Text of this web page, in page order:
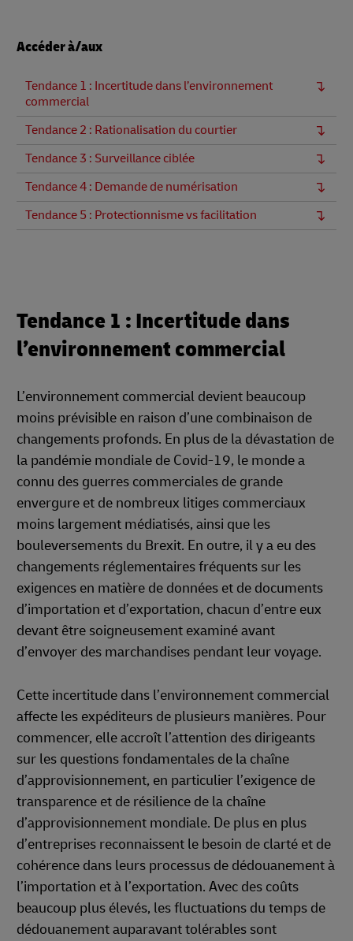
Accéder à/aux
Tendance 1 : Incertitude dans l’environnement
commercial
Tendance 2 : Rationalisation du courtier
Tendance 3 : Surveillance ciblée
Tendance 4 : Demande de numérisation
Tendance 5 : Protectionnisme vs facilitation
Tendance 1 : Incertitude dans
l’environnement commercial
L’environnement commercial devient beaucoup
moins prévisible en raison d’une combinaison de
changements profonds. En plus de la dévastation de
la pandémie mondiale de Covid-19, le monde a
connu des guerres commerciales de grande
envergure et de nombreux litiges commerciaux
moins largement médiatisés, ainsi que les
bouleversements du Brexit. En outre, il y a eu des
changements réglementaires fréquents sur les
exigences en matière de données et de documents
d’importation et d’exportation, chacun d’entre eux
devant être soigneusement examiné avant
d’envoyer des marchandises pendant leur voyage.
Cette incertitude dans l’environnement commercial
affecte les expéditeurs de plusieurs manières. Pour
commencer, elle accroît l’attention des dirigeants
sur les questions fondamentales de la chaîne
d’approvisionnement, en particulier l’exigence de
transparence et de résilience de la chaîne
d’approvisionnement mondiale. De plus en plus
d’entreprises reconnaissent le besoin de clarté et de
cohérence dans leurs processus de dédouanement à
l’importation et à l’exportation. Avec des coûts
beaucoup plus élevés, les fluctuations du temps de
dédouanement auparavant tolérables sont